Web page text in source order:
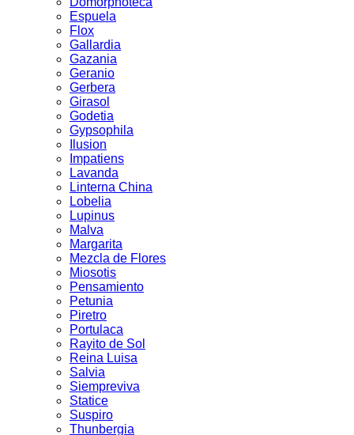
Espuela
Flox
Gallardia
Gazania
Geranio
Gerbera
Girasol
Godetia
Gypsophila
Ilusion
Impatiens
Lavanda
Linterna China
Lobelia
Lupinus
Malva
Margarita
Mezcla de Flores
Miosotis
Pensamiento
Petunia
Piretro
Portulaca
Rayito de Sol
Reina Luisa
Salvia
Siempreviva
Statice
Suspiro
Thunbergia